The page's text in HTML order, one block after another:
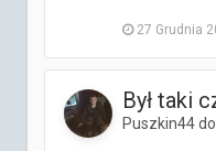
27 Grudnia
Był taki
Puszkin44